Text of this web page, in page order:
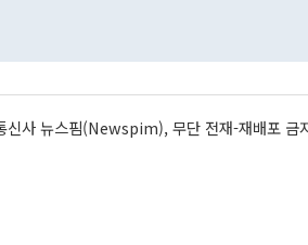
신사 뉴스핌(Newspim), 무단 전재-재배포 금